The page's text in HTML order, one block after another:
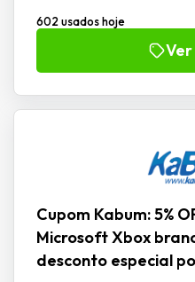
602 usados hoje
Cupom Kabum: 5%
Microsoft Xbox
desconto especial